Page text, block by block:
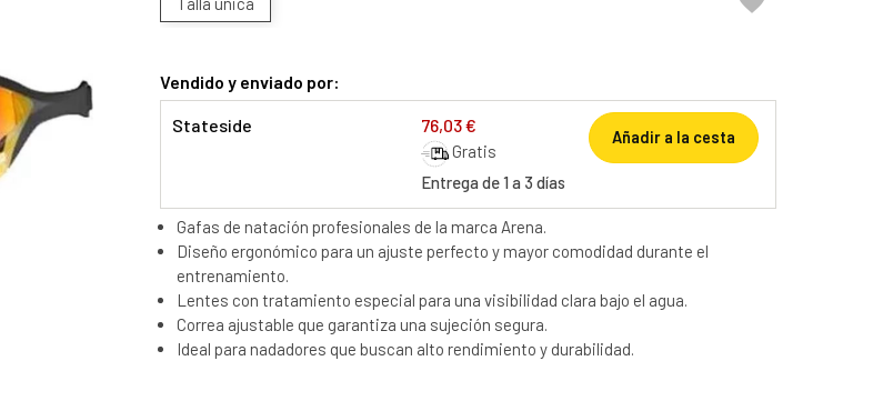
Vendido y enviado por:
Stateside 76,03 €
Gratis
Entrega de 1 a 3 días
Añadir a la cesta
Gafas de natación profesionales de la marca Arena.
Diseño ergonómico para un ajuste perfecto y mayor comodidad durante el
entrenamiento.
Lentes con tratamiento especial para una visibilidad clara bajo el agua.
Correa ajustable que garantiza una sujeción segura.
Ideal para nadadores que buscan alto rendimiento y durabilidad.